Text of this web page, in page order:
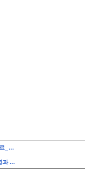
에코마케팅 뷰티 광고 디자이너 면접 합격자료_1 자기소개 스크립트 및 실제 면접 합격 답안
김지민 김준호 2세 임신소식 전와이프 김은영과 자녀는?